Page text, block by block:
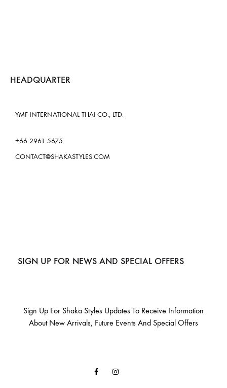
HEADQUARTER
YMF INTERNATIONAL THAI CO., LTD.
+66 2961 5675
CONTACT@SHAKASTYLES.COM
SIGN UP FOR NEWS AND SPECIAL OFFERS
Sign Up For Shaka Styles Updates To Receive Information
About New Arrivals, Future Events And Special Offers
FacebookInstagram